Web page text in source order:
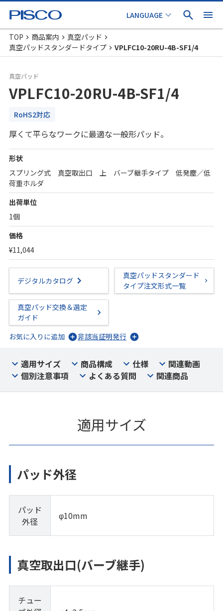
TOP 商品案内
真空パッド
真空パッドスタンダードタイプ
VPLFC10-20RU-4B-SF1/4
真空パッド
VPLFC10-20RU-4B-SF1/4
RoHS2対応
厚くて平らなワークに最適な一般形パッド。
形状
スプリング式 真空取出口 上 バーブ継手タイプ 低発塵／低
荷重ホルダ
出荷単位
1個
価格
¥11,044
デジタルカタログ
真空パッドスタンダード
タイプ注文形式一覧
真空パッド交換＆選定
ガイド
お気に入りに追加
非該当証明発行
適用サイズ 商品構成 仕様
関連動画
個別注意事項
よくある質問 関連商品
適用サイズ
パッド外径
パッド
外径
φ10mm
真空取出口(バーブ継手)
チュー